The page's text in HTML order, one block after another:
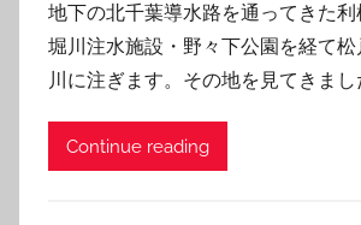
地下の北千葉導水路を通ってきた
堀川注水施設・野々下公園を経て
川に注ぎます。その地を見てきまし
Continue reading